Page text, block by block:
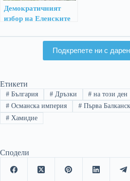
Демократичният
избор на Еленските
Подкрепете ни с
Етикети
#България #Дръзки # на този ден
#Османска империя #Първа
#Хамидие
Сподели